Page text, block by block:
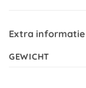
Extra informatie
GEWICHT